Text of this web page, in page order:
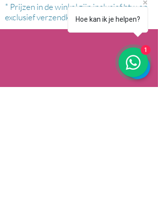
* Prijzen in de winkel zijn inclusief btw en
exclusief verzendkosten.Hoe kan ik je helpen?
1